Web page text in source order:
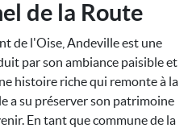
de la Route
de l'Oise, Andeville est une
par son ambiance paisible et
histoire riche qui remonte à la
a su préserver son patrimoine
En tant que commune de la